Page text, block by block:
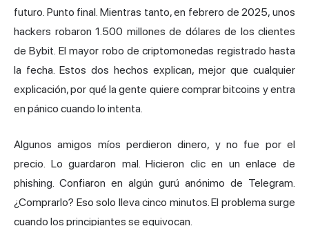
futuro. Punto final. Mientras tanto, en febrero de 2025, unos
hackers robaron 1.500 millones de dólares de los clientes
de Bybit. El mayor robo de criptomonedas registrado hasta
la fecha. Estos dos hechos explican, mejor que cualquier
explicación, por qué la gente quiere comprar bitcoins y entra
en pánico cuando lo intenta.
Algunos amigos míos perdieron dinero, y no fue por el
precio. Lo guardaron mal. Hicieron clic en un enlace de
phishing. Confiaron en algún gurú anónimo de Telegram.
¿Comprarlo? Eso solo lleva cinco minutos. El problema surge
cuando los principiantes se equivocan.